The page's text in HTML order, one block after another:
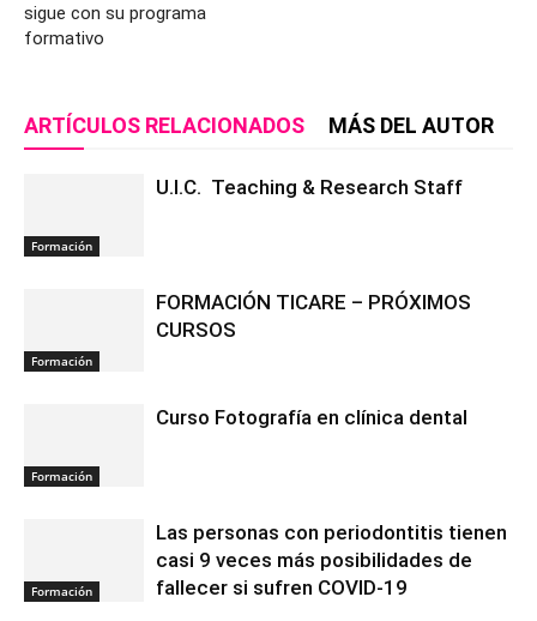
sigue con su programa
formativo
ARTÍCULOS RELACIONADOS MÁS DEL AUTOR
Formación
U.I.C. Teaching & Research Staff
Formación
FORMACIÓN TICARE – PRÓXIMOS
CURSOS
Formación
Curso Fotografía en clínica dental
Formación
Las personas con periodontitis tienen
casi 9 veces más posibilidades de
fallecer si sufren COVID-19